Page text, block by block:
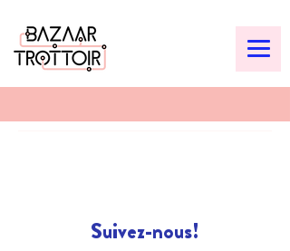
Suivez-nous!